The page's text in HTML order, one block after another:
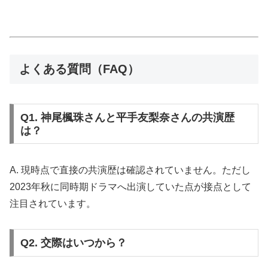
よくある質問（FAQ）
Q1. 神尾楓珠さんと平手友梨奈さんの共演歴
は？
A. 現時点で直接の共演歴は確認されていません。ただし
2023年秋に同時期ドラマへ出演していた点が接点として
注目されています。
Q2. 交際はいつから？